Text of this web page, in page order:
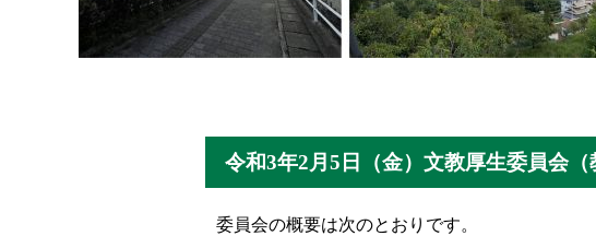
令和3年2月5日（金）文教厚生委員会（
委員会の概要は次のとおりです。